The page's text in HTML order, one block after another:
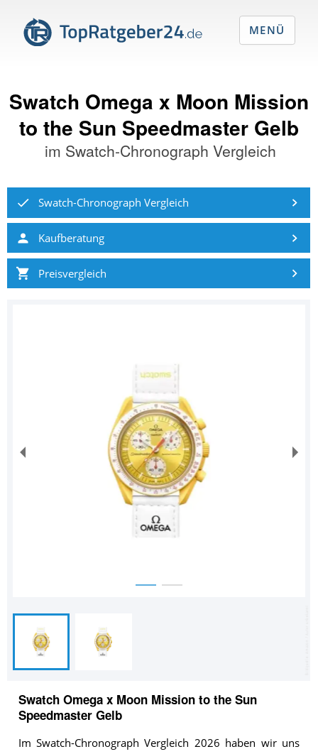
Swatch Omega x Moon Mission
to the Sun Speedmaster Gelb
im Swatch-Chronograph Vergleich
Swatch-Chronograph Vergleich
Kaufberatung
Preisvergleich
Swatch Omega x Moon Mission to the Sun
Speedmaster Gelb
Im Swatch-Chronograph Vergleich 2026 haben wir uns
MENÜ